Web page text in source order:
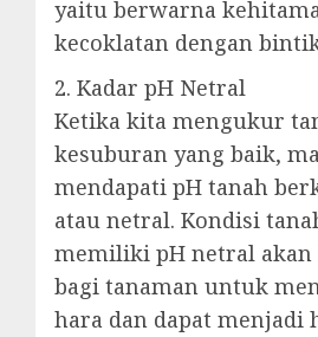
yaitu berwarna
kecoklatan dengan
2. Kadar pH Netral
Ketika kita mengukur
kesuburan yang baik,
mendapati pH tanah
atau netral. Kondisi
memiliki pH netral akan
bagi tanaman untuk
hara dan dapat menjadi